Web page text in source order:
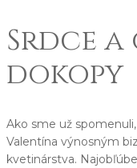
Srdce
dokopy
Ako sme už
Valentína výnosným
kvetinárstva.